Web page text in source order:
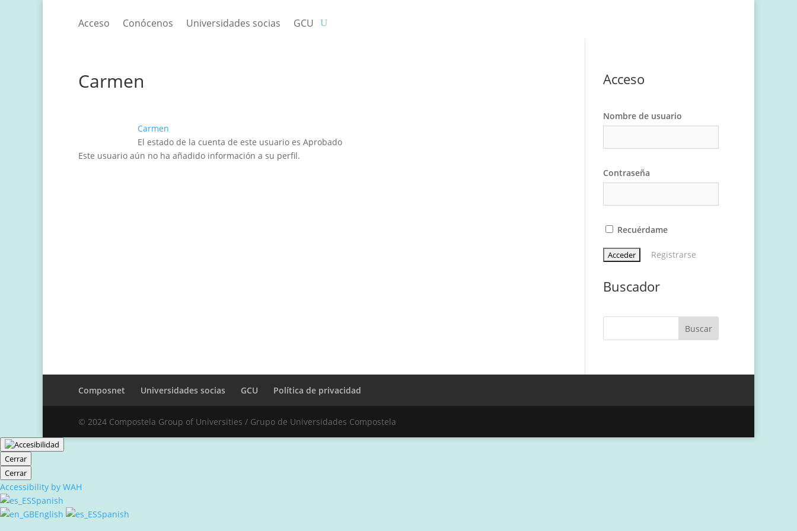
Acceso Conócenos Universidades socias GCU
Carmen
Carmen
El estado de la cuenta de este usuario es Aprobado
Este usuario aún no ha añadido información a su perfil.
Acceso
Nombre de usuario
Contraseña
Recuérdame
Registrarse
Buscador
Composnet Universidades socias GCU Política de privacidad
© 2024 Compostela Group of Universities / Grupo de Universidades Compostela
Cerrar
Cerrar
Accessibility by WAH
Spanish
English
Spanish